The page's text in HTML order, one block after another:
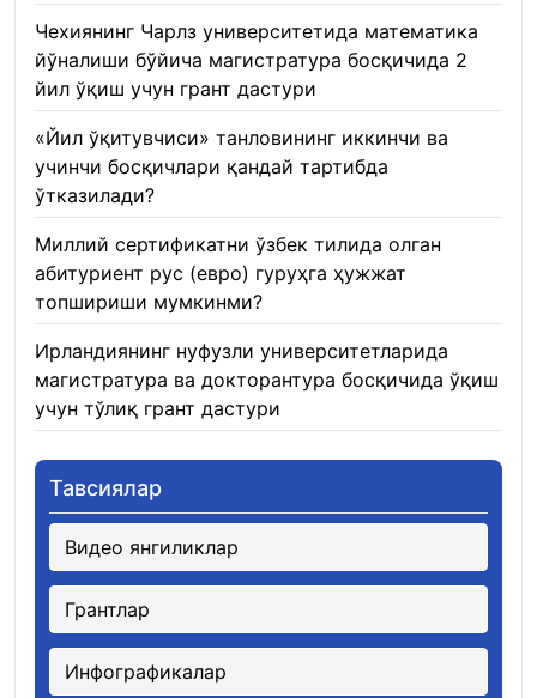
Чехиянинг Чарлз университетида математика
йўналиши бўйича магистратура босқичида 2
йил ўқиш учун грант дастури
«Йил ўқитувчиси» танловининг иккинчи ва
учинчи босқичлари қандай тартибда
ўтказилади?
Миллий сертификатни ўзбек тилида олган
абитуриент рус (евро) гуруҳга ҳужжат
топшириши мумкинми?
Ирландиянинг нуфузли университетларида
магистратура ва докторантура босқичида ўқиш
учун тўлиқ грант дастури
Тавсиялар
Видео янгиликлар
Грантлар
Инфографикалар